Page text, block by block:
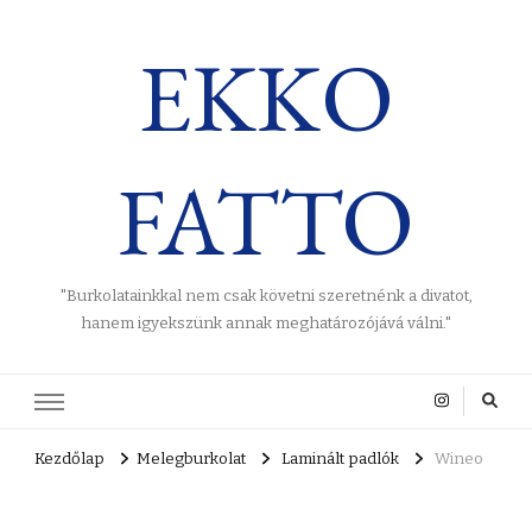
EKKO
FATTO
"Burkolatainkkal nem csak követni szeretnénk a divatot,
hanem igyekszünk annak meghatározójává válni."
Kezdőlap Melegburkolat Laminált padlók Wineo